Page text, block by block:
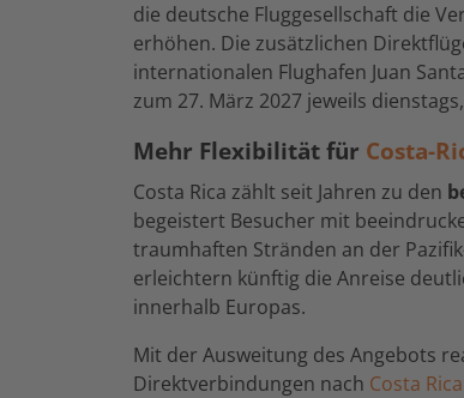
die deutsche Fluggesellschaft die
erhöhen. Die zusätzlichen
internationalen Flughafen Juan
zum 27. März 2027 jeweils
Mehr Flexibilität für Costa-
Costa Rica zählt seit Jahren zu den
begeistert Besucher mit
traumhaften Stränden an der
erleichtern künftig die Anreise
innerhalb Europas.
Mit der Ausweitung des Angebots
Direktverbindungen nach Costa Rica